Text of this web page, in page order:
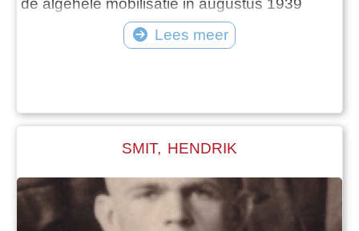
de algehele mobilisatie in augustus 1939
werd dienstplichtig soldaat Sloof ingedeeld bij
de 3e compagnie van het 3e bataljon van het
Alleen in de spaarz
Lees meer
SMIT, HENDRIK